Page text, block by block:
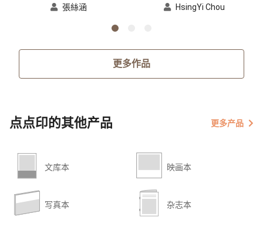
張絲涵 HsingYi Chou
更多作品
点点印的其他产品 更多产品
文库本 映画本
写真本 杂志本